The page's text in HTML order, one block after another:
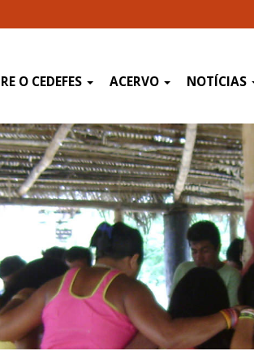
O CEDEFES ACERVO NOTÍCIAS